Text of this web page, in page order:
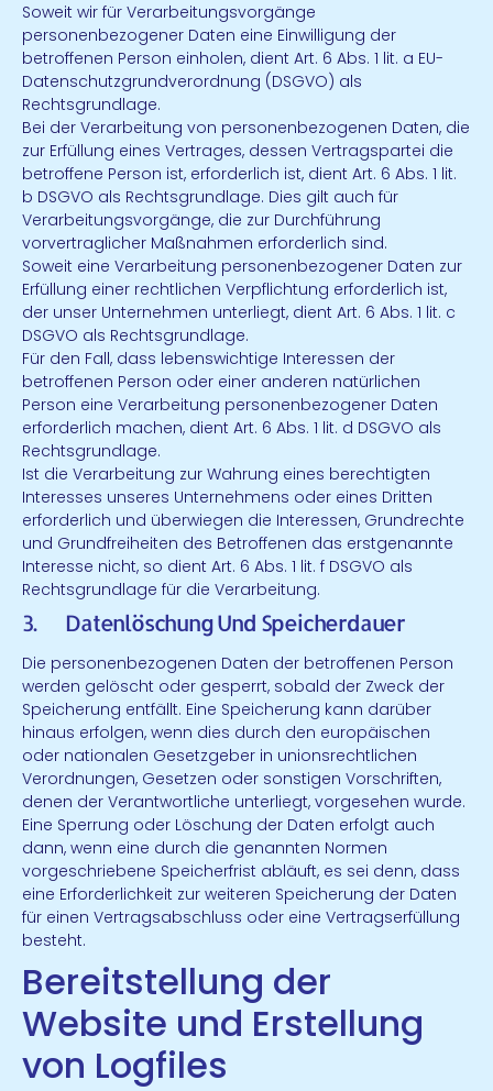
Soweit wir für Verarbeitungsvorgänge
personenbezogener Daten eine Einwilligung der
betroffenen Person einholen, dient Art. 6 Abs. 1 lit. a EU-
Datenschutzgrundverordnung (DSGVO) als
Rechtsgrundlage.
Bei der Verarbeitung von personenbezogenen Daten, die
zur Erfüllung eines Vertrages, dessen Vertragspartei die
betroffene Person ist, erforderlich ist, dient Art. 6 Abs. 1 lit.
b DSGVO als Rechtsgrundlage. Dies gilt auch für
Verarbeitungsvorgänge, die zur Durchführung
vorvertraglicher Maßnahmen erforderlich sind.
Soweit eine Verarbeitung personenbezogener Daten zur
Erfüllung einer rechtlichen Verpflichtung erforderlich ist,
der unser Unternehmen unterliegt, dient Art. 6 Abs. 1 lit. c
DSGVO als Rechtsgrundlage.
Für den Fall, dass lebenswichtige Interessen der
betroffenen Person oder einer anderen natürlichen
Person eine Verarbeitung personenbezogener Daten
erforderlich machen, dient Art. 6 Abs. 1 lit. d DSGVO als
Rechtsgrundlage.
Ist die Verarbeitung zur Wahrung eines berechtigten
Interesses unseres Unternehmens oder eines Dritten
erforderlich und überwiegen die Interessen, Grundrechte
und Grundfreiheiten des Betroffenen das erstgenannte
Interesse nicht, so dient Art. 6 Abs. 1 lit. f DSGVO als
Rechtsgrundlage für die Verarbeitung.
3. Datenlöschung Und Speicherdauer
Die personenbezogenen Daten der betroffenen Person
werden gelöscht oder gesperrt, sobald der Zweck der
Speicherung entfällt. Eine Speicherung kann darüber
hinaus erfolgen, wenn dies durch den europäischen
oder nationalen Gesetzgeber in unionsrechtlichen
Verordnungen, Gesetzen oder sonstigen Vorschriften,
denen der Verantwortliche unterliegt, vorgesehen wurde.
Eine Sperrung oder Löschung der Daten erfolgt auch
dann, wenn eine durch die genannten Normen
vorgeschriebene Speicherfrist abläuft, es sei denn, dass
eine Erforderlichkeit zur weiteren Speicherung der Daten
für einen Vertragsabschluss oder eine Vertragserfüllung
besteht.
Bereitstellung der
Website und Erstellung
von Logfiles